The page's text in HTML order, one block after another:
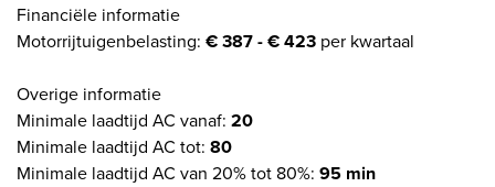
Financiële informatie
Motorrijtuigenbelasting: € 387 - € 423 per kwartaal
Overige informatie
Minimale laadtijd AC vanaf: 20
Minimale laadtijd AC tot: 80
Minimale laadtijd AC van 20% tot 80%: 95 min